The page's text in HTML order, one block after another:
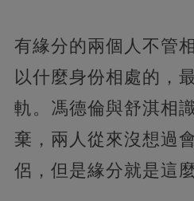
有緣分的兩個人不管
以什麼身份相處的，
軌。馮德倫與舒淇相
棄，兩人從來沒想過
侶，但是緣分就是這麼